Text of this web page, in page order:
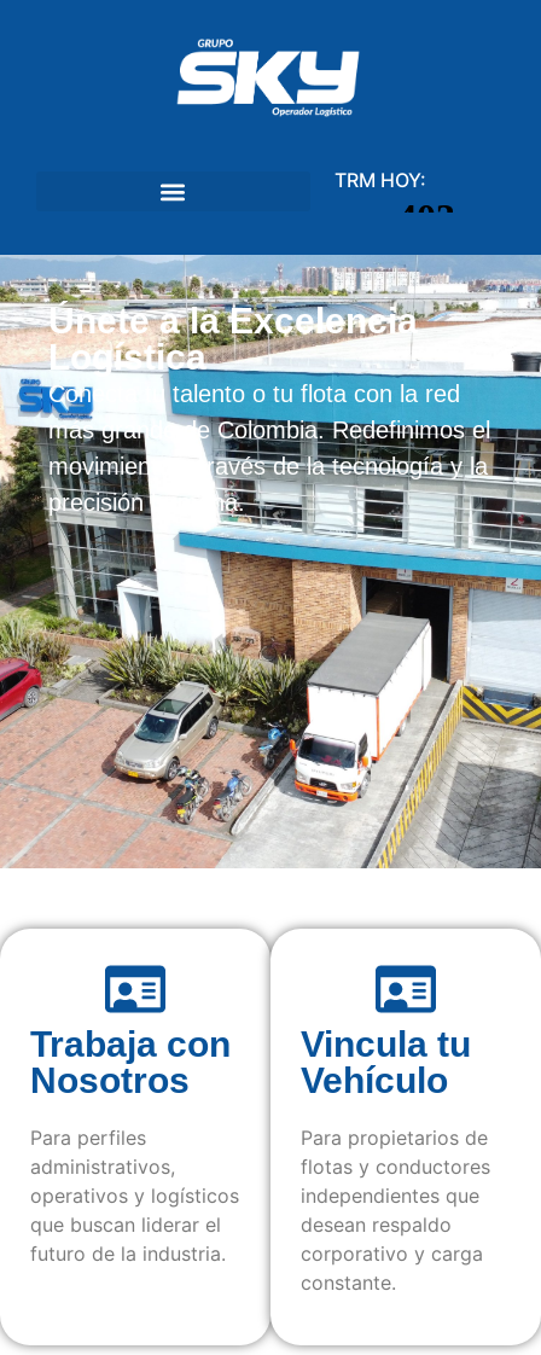
TRM HOY:
Únete a la Excelencia
Logística
Conecta tu talento o tu flota con la red
más grande de Colombia. Redefinimos el
movimiento a través de la tecnología y la
precisión humana.
Trabaja con
Nosotros
Para perfiles
administrativos,
operativos y logísticos
que buscan liderar el
futuro de la industria.
Vincula tu
Vehículo
Para propietarios de
flotas y conductores
independientes que
desean respaldo
corporativo y carga
constante.